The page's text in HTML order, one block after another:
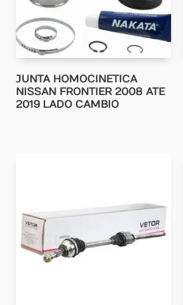
JUNTA HOMOCINETICA
NISSAN FRONTIER 2008 ATE
2019 LADO CAMBIO